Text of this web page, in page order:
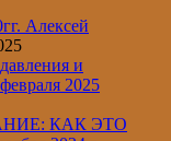
Алексей
и
2025
КАК ЭТО